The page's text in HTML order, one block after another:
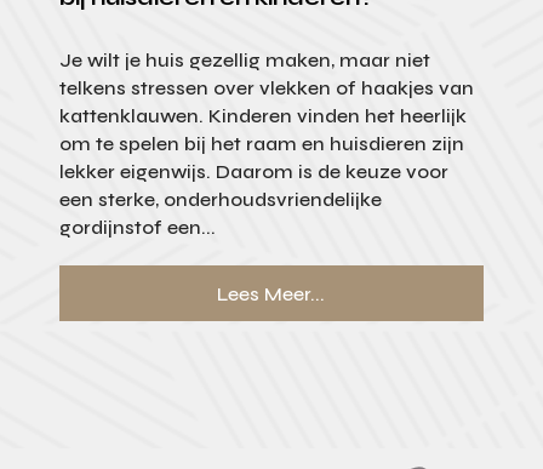
Je wilt je huis gezellig maken, maar niet
telkens stressen over vlekken of haakjes van
kattenklauwen. Kinderen vinden het heerlijk
om te spelen bij het raam en huisdieren zijn
lekker eigenwijs. Daarom is de keuze voor
een sterke, onderhoudsvriendelijke
gordijnstof een...
Lees Meer...